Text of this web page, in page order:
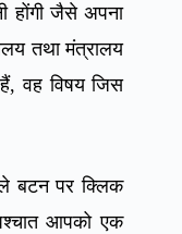
होंगी जैसे अपना
तथा मंत्रालय
वह विषय जिस
बटन पर क्लिक
आपको एक